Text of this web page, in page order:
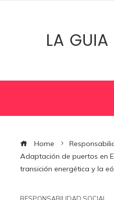
LA GUIA
Home
Adaptación de puertos en
transición energética y la